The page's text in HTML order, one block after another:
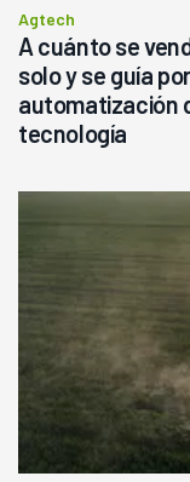
Agtech
A cuánto se
solo y se guía
automatización
tecnología